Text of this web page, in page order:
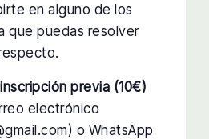
en alguno de los
que puedas resolver
previa (10€)
electrónico
o WhatsApp